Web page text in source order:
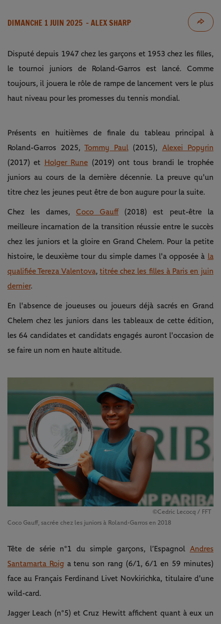
DIMANCHE 1 JUIN 2025 - ALEX SHARP
Disputé depuis 1947 chez les garçons et 1953 chez les filles,
le tournoi juniors de Roland-Garros est lancé. Comme
toujours, il jouera le rôle de rampe de lancement vers le plus
haut niveau pour les promesses du tennis mondial.
Présents en huitièmes de finale du tableau principal à
Roland-Garros 2025,Tommy Paul (2015), Alexei Popyrin
(2017) et
Holger Rune (2019) ont tous brandi le trophée
juniors au cours de la dernière décennie. La preuve qu'un
titre chez les jeunes peut être de bon augure pour la suite.
Chez les dames,Coco Gauff(2018) est peut-être la
meilleure incarnation de la transition réussie entre le succès
chez les juniors et la gloire en Grand Chelem. Pour la petite
histoire, le deuxième tour du simple dames l'a opposée à la
qualifiée Tereza Valentova, titrée chez les filles à Paris en juin
dernier.
En l'absence de joueuses ou joueurs déjà sacrés en Grand
Chelem chez les juniors dans les tableaux de cette édition,
les 64 candidates et candidats engagés auront l'occasion de
se faire un nom en haute altitude.
©Cedric Lecocq / FFT
Coco Gauff, sacrée chez les juniors à Roland-Garros en 2018
Tête de série n°1 du simple garçons, l’Espagnol Andres
Santamarta Roiga tenu son rang (6/1, 6/1 en 59 minutes)
face au Français Ferdinand Livet Novkirichka, titulaire d'une
wild-card.
Jagger Leach (n°5) et Cruz Hewitt affichent quant à eux un